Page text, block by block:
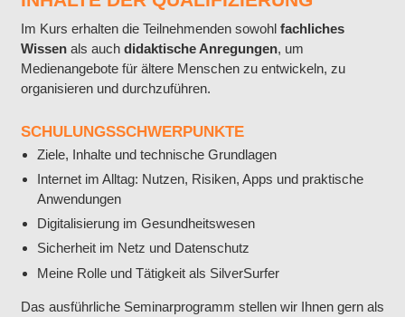
Im Kurs erhalten die Teilnehmenden sowohl fachliches
Wissenals auch didaktische Anregungen, um
Medienangebote für ältere Menschen zu entwickeln, zu
organisieren und durchzuführen.
SCHULUNGSSCHWERPUNKTE
Ziele, Inhalte und technische Grundlagen
Internet im Alltag: Nutzen, Risiken, Apps und praktische
Anwendungen
Digitalisierung im Gesundheitswesen
Sicherheit im Netz und Datenschutz
Meine Rolle und Tätigkeit als SilverSurfer
Das ausführliche Seminarprogramm stellen wir Ihnen gern als